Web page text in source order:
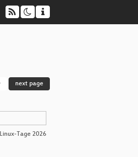
next page
Tage 2026